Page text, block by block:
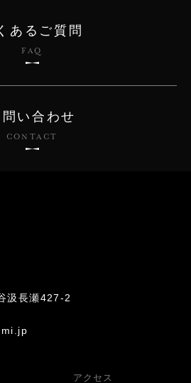
あるご質問
FAQ
問い合わせ
CONTACT
汲長瀬427-2
アクセス